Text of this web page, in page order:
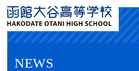
NEWS